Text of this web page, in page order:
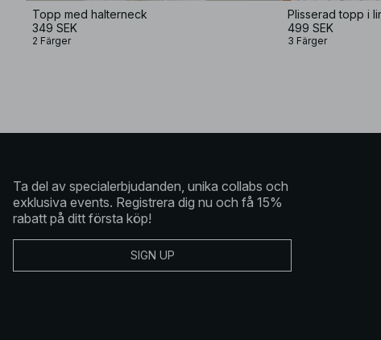
Topp med halterneck
349 SEK
2 Färger
499 SEK
3 Färger
Ta del av specialerbjudanden, unika collabs och
exklusiva events. Registrera dig nu och få 15%
rabatt på ditt första köp!
SIGN UP